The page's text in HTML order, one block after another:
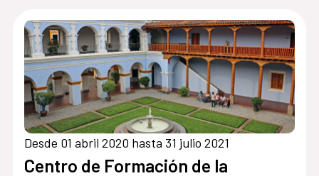
Desde 01 abril 2020 hasta 31 julio 2021
Centro de Formación de la